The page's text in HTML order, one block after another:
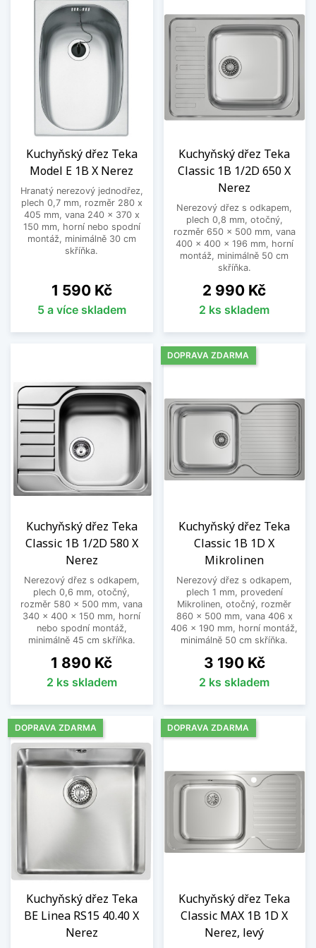
Kuchyňský dřez Teka
Model E 1B X Nerez
Hranatý nerezový jednodřez,
plech 0,7 mm, rozměr 280 x
405 mm, vana 240 x 370 x
150 mm, horní nebo spodní
montáž, minimálně 30 cm
skříňka.
Cena
1 590 Kč
5 a více skladem
Kuchyňský dřez Teka
Classic 1B 1/2D 650 X
Nerez
Nerezový dřez s odkapem,
plech 0,8 mm, otočný,
rozměr 650 x 500 mm, vana
400 x 400 x 196 mm, horní
montáž, minimálně 50 cm
skříňka.
Cena
2 990 Kč
2 ks skladem
Kuchyňský dřez Teka
Classic 1B 1/2D 580 X
Nerez
Nerezový dřez s odkapem,
plech 0,6 mm, otočný,
rozměr 580 x 500 mm, vana
340 x 400 x 150 mm, horní
nebo spodní montáž,
minimálně 45 cm skříňka.
Cena
1 890 Kč
2 ks skladem
Kuchyňský dřez Teka
Classic 1B 1D X
Mikrolinen
Nerezový dřez s odkapem,
plech 1 mm, provedení
Mikrolinen, otočný, rozměr
860 x 500 mm, vana 406 x
406 x 190 mm, horní montáž,
minimálně 50 cm skříňka.
Cena
3 190 Kč
2 ks skladem
DOPRAVA ZDARMA
Kuchyňský dřez Teka
BE Linea RS15 40.40 X
Nerez
DOPRAVA ZDARMA
Kuchyňský dřez Teka
Classic MAX 1B 1D X
Nerez, levý
DOPRAVA ZDARMA